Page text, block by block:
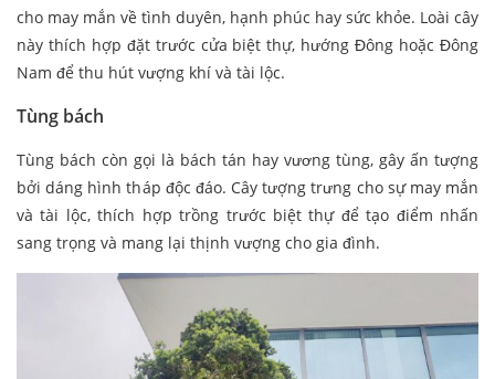
cho may mắn về tình duyên, hạnh phúc hay sức khỏe. Loài cây
này thích hợp đặt trước cửa biệt thự, hướng Đông hoặc Đông
Nam để thu hút vượng khí và tài lộc.
Tùng bách
Tùng bách còn gọi là bách tán hay vương tùng, gây ấn tượng
bởi dáng hình tháp độc đáo. Cây tượng trưng cho sự may mắn
và tài lộc, thích hợp trồng trước biệt thự để tạo điểm nhấn
sang trọng và mang lại thịnh vượng cho gia đình.